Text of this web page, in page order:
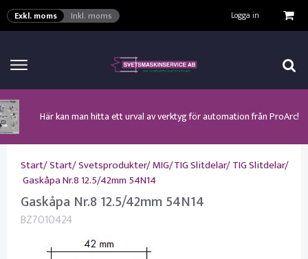
Exkl. moms Inkl. moms Logga in
Klicka här för att se alla våra nuvarande kampanjer!
Här kan man hitta ett urval av verktyg för automation från ProArc!
Nyhet! Lägesställare, rullbockar och längdsvets från ProArc!
Nyhet! Tig-svets från Esab, Rogue ET 230iP AC/DC!
Nyhet! Tig-svets Minarc T 223 AC/DC från Kemppi!
Nyhet! Nya PAPR-enheten från ESAB EPR-X1.1!
Nyhet! MinarcMig 190 Auto och MinarcMig 220 Auto från Kemppi!
Start/Start/Svetsprodukter/MIG/TIG Slitdelar/TIG Slitdelar/
Gaskåpa Nr.8 12.5/42mm 54N14
Gaskåpa Nr.8 12.5/42mm 54N14
BZ7010424
VISA VARUKORGEN TILL KASSAN